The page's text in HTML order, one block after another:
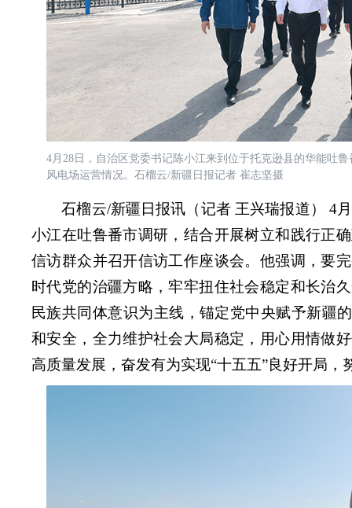
4月28日，自治区党委书记陈小江来到位于托克逊县的华能吐
风电场运营情况。石榴云/新疆日报记者 崔志坚摄
石榴云/新疆日报讯（记者 王兴瑞报道） 4月
小江在吐鲁番市调研，结合开展树立和践行正
信访群众并召开信访工作座谈会。他强调，要
时代党的治疆方略，牢牢扭住社会稳定和长治
民族共同体意识为主线，锚定党中央赋予新疆
和安全，全力维护社会大局稳定，用心用情做
高质量发展，奋发有为实现“十五五”良好开局，